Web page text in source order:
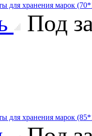
для хранения марок
Под
для хранения марок